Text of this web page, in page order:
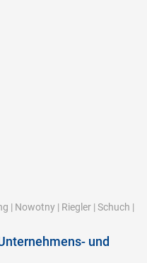
| Nowotny | Riegler | Schuch |
und